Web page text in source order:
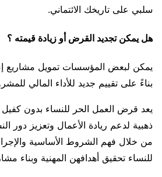
سلبي على تاريخك الائتماني.
هل يمكن تجديد القرض أو زيادة قيمته ؟
يمكن لبعض المؤسسات تمويل مشاريع
بناءً على تقييم جديد للأداء المالي
يعد قرض العمل الحر للنساء بدون
ذهبية لدعم ريادة الأعمال وتعزيز دور
من خلال فهم الشروط الأساسية
للنساء تحقيق أهدافهن المهنية وبناء